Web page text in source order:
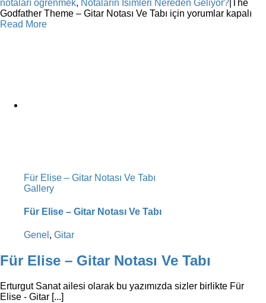
notaları öğrenmek, Notaların İsimleri Nereden Geliyor?
The
Godfather Theme – Gitar Notası Ve Tabı için yorumlar kapalı
Read More
Für Elise – Gitar Notası Ve Tabı
Gallery
Für Elise – Gitar Notası Ve Tabı
Genel , Gitar
Für Elise – Gitar Notası Ve Tabı
Erturgut Sanat ailesi olarak bu yazımızda sizler birlikte Für
Elise - Gitar [...]